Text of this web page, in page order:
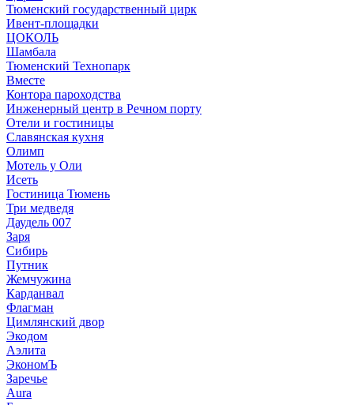
Тюменский государственный цирк
Ивент-площадки
ЦОКОЛЬ
Шамбала
Тюменский Технопарк
Вместе
Контора пароходства
Инженерный центр в Речном порту
Отели и гостиницы
Славянская кухня
Олимп
Мотель у Оли
Исеть
Гостиница Тюмень
Три медведя
Даудель 007
Заря
Сибирь
Путник
Жемчужина
Карданвал
Флагман
Цимлянский двор
Экодом
Аэлита
ЭкономЪ
Заречье
Aura